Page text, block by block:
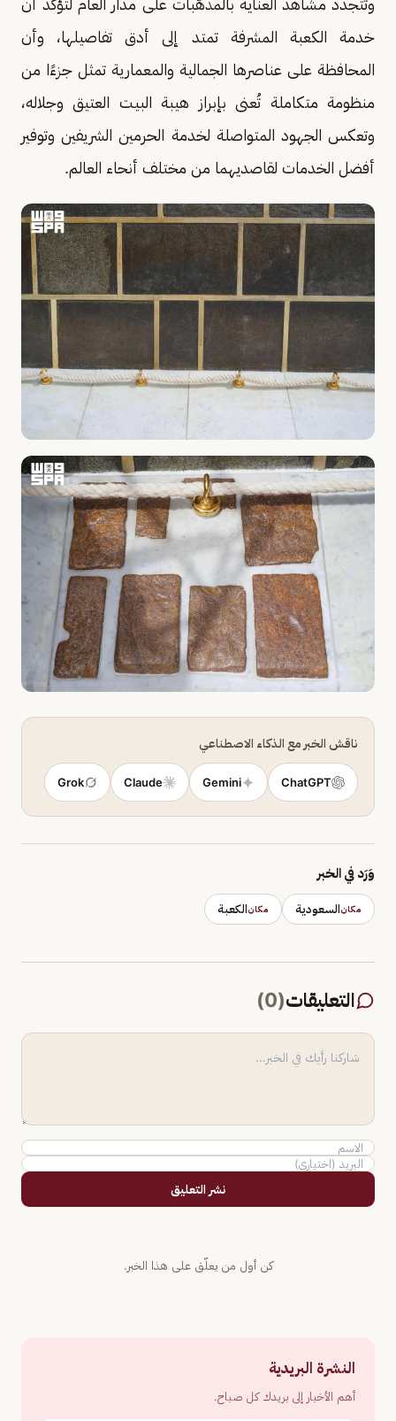
وتتجدد مشاهد العناية بالمذهّبات على مدار العام لتؤكد أن
خدمة الكعبة المشرفة تمتد إلى أدق تفاصيلها، وأن
المحافظة على عناصرها الجمالية والمعمارية تمثل جزءًا من
منظومة متكاملة تُعنى بإبراز هيبة البيت العتيق وجلاله،
وتعكس الجهود المتواصلة لخدمة الحرمين الشريفين وتوفير
أفضل الخدمات لقاصديهما من مختلف أنحاء العالم.
ناقش الخبر مع الذكاء الاصطناعي
ChatGPT
Gemini
Claude
Grok
وَرَد في الخبر
مكانالسعودية مكانالكعبة
التعليقات(
0
)
نشر التعليق
كن أول من يعلّق على هذا الخبر.
النشرة البريدية
أهم الأخبار إلى بريدك كل صباح.